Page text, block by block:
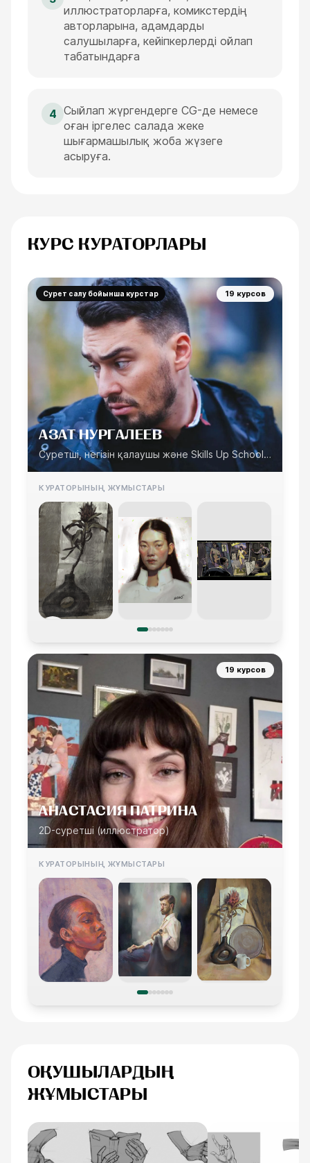
иллюстраторларға, комикстердің
авторларына, адамдарды
салушыларға, кейіпкерлерді ойлап
табатындарға
4 Сыйлап жүргендерге CG-де немесе
оған іргелес салада жеке
шығармашылық жоба жүзеге
асыруға.
КУРС КУРАТОРЛАРЫ
19 курсов
Сурет салу бойынша курстар
АЗАТ НУРГАЛЕЕВ
Суретші, негізін қалаушы және Skills Up School
идеологы
КУРАТОРЫНЫҢ ЖҰМЫСТАРЫ
19 курсов
АНАСТАСИЯ ПАТРИНА
2D-суретші (иллюстратор)
КУРАТОРЫНЫҢ ЖҰМЫСТАРЫ
ОҚУШЫЛАРДЫҢ
ЖҰМЫСТАРЫ